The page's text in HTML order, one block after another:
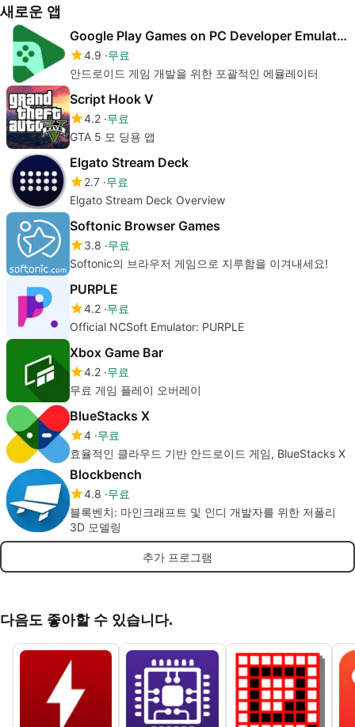
새로운 앱
Google Play Games on PC Developer Emulator
4.9 무료
안드로이드 게임 개발을 위한 포괄적인 에뮬레이터
Script Hook V
4.2 무료
GTA 5 모 딩용 앱
Elgato Stream Deck
2.7 무료
Elgato Stream Deck Overview
Softonic Browser Games
3.8 무료
Softonic의 브라우저 게임으로 지루함을 이겨내세요!
PURPLE
4.2 무료
Official NCSoft Emulator: PURPLE
Xbox Game Bar
4.2 무료
무료 게임 플레이 오버레이
BlueStacks X
4 무료
효율적인 클라우드 기반 안드로이드 게임, BlueStacks X
Blockbench
4.8 무료
블록벤치: 마인크래프트 및 인디 개발자를 위한 저폴리
3D 모델링
추가 프로그램
다음도 좋아할 수 있습니다.